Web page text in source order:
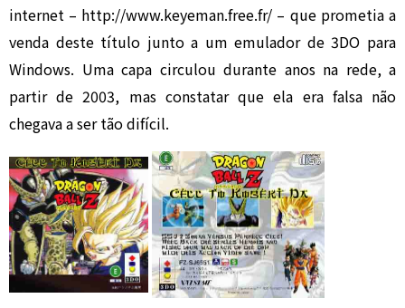
internet – http://www.keyeman.free.fr/ – que prometia a
venda deste título junto a um emulador de 3DO para
Windows. Uma capa circulou durante anos na rede, a
partir de 2003, mas constatar que ela era falsa não
chegava a ser tão difícil.